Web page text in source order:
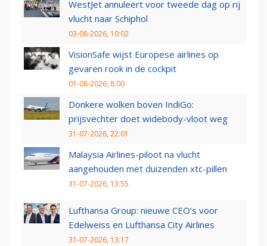
WestJet annuleert voor tweede dag op rij
vlucht naar Schiphol
03-08-2026, 10:02
VisionSafe wijst Europese airlines op
gevaren rook in de cockpit
01-08-2026, 8:00
Donkere wolken boven IndiGo:
prijsvechter doet widebody-vloot weg
31-07-2026, 22:01
Malaysia Airlines-piloot na vlucht
aangehouden met duizenden xtc-pillen
31-07-2026, 13:55
Lufthansa Group: nieuwe CEO’s voor
Edelweiss en Lufthansa City Airlines
31-07-2026, 13:17